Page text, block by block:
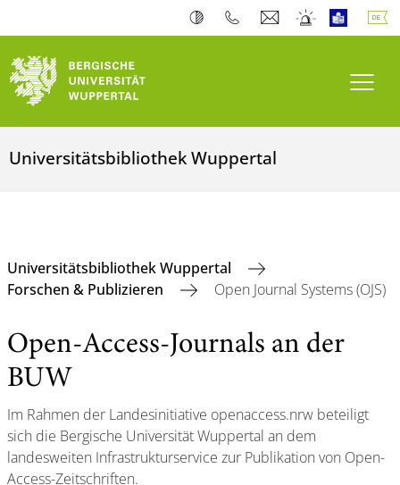
Universitätsbibliothek Wuppertal
Universitätsbibliothek Wuppertal
Forschen & Publizieren
Open Journal Systems (OJS)
Open-Access-Journals an der
BUW
Im Rahmen der Landesinitiative openaccess.nrw beteiligt
sich die Bergische Universität Wuppertal an dem
landesweiten Infrastrukturservice zur Publikation von Open-
Access-Zeitschriften.